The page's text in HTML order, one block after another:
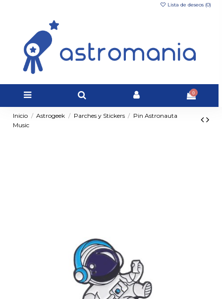
Lista de deseos (0)
0
Inicio Astrogeek Parches y Stickers
Pin Astronauta
Music